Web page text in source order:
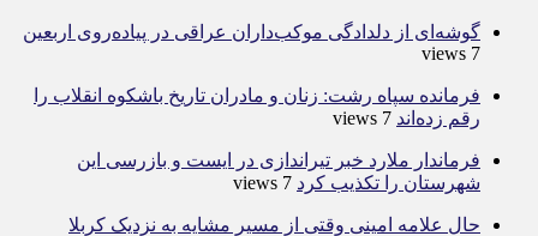
گوشه‌ای از دلدادگی موکب‌داران عراقی در پیاده‌روی اربعین
7 views
فرمانده سپاه رشت: زنان و مادران تاریخ باشکوه انقلاب را
رقم زده‌اند 7 views
فرماندار ملارد خبر تیراندازی در ایست و بازرسی این
شهرستان را تکذیب کرد 7 views
حال علامه امینی وقتی از مسیر مشایه به نزدیک کربلا